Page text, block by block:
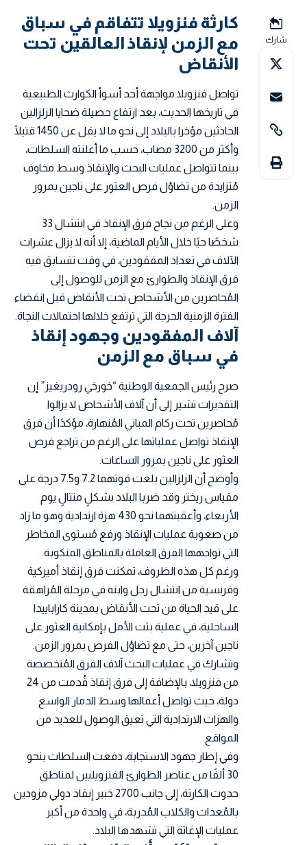
شارك
كارثة فنزويلا تتفاقم في سباق
مع الزمن لإنقاذ العالقين تحت
الأنقاض
تواصل فنزويلا مواجهة أحد أسوأ الكوارث الطبيعية
في تاريخها الحديث، بعد ارتفاع حصيلة ضحايا الزلزالين
الحادثين مؤخرا بالبلاد إلى نحو ما لا يقل عن 1450 قتيلًا
وأكثر من 3200 مصاب، حسب ما أعلنته السلطات،
بينما تتواصل عمليات البحث والإنقاذ وسط مخاوف
مُتزايدة من تضاؤل فرص العثور على ناجين بمرور
الزمن.
وعلى الرغم من نجاح فرق الإنقاذ في انتشال 33
شخصًا حيًا خلال الأيام الماضية، إلا أنه لا يزال عشرات
الآلاف في تعداد المفقودين، في وقت تتسابق فيه
فرق الإنقاذ والطوارئ مع الزمن للوصول إلى
المُحاصرين من الأشخاص تحت الأنقاض قبل انقضاء
الفترة الزمنية الحرجة التي ترتفع خلالها احتمالات النجاة.
آلاف المفقودين وجهود إنقاذ
في سباق مع الزمن
صرح رئيس الجمعية الوطنية “خورخي رودريغيز” إن
التقديرات تشير إلى أن آلاف الأشخاص لا يزالوا
مُحاصرين تحت ركام المباني المُنهارة، مؤكدًا أن فرق
الإنقاذ تواصل عملياتها على الرغم من تراجع فرص
العثور على ناجين بمرور الساعات.
وأوضح أن الزلزالين بلغت قوتهما 7.2 و7.5 درجة على
مقياس ريختر وقد ضربا البلاد بشكلٍ متتالٍ يوم
الأربعاء، وأعقبتهما نحو 430 هزة ارتدادية وهو ما زاد
من صعوبة عمليات الإنقاذ ورفع مُستوى المخاطر
التي تواجهها الفرق العاملة بالمناطق المنكوبة.
ورغم كل هذه الظروف، تمكنت فرق إنقاذ أميركية
وفرنسية من انتشال رجل وابنه في مرحلة المُراهقة
على قيد الحياة من تحت الأنقاض بمدينة كاراباييدا
الساحلية، في عملية بثت الأمل بإمكانية العثور على
ناجين آخرين، حتى مع تضاؤل الفرص بمرور الزمن.
وتشارك في عمليات البحث آلاف الفرق المُتخصصة
من فنزويلا، بالإضافة إلى فرق إنقاذ قُدمت من 24
دولة، حيث تواصل أعمالها وسط الدمار الواسع
والهزات الارتدادية التي تعيق الوصول للعديد من
المواقع.
وفي إطار جهود الاستجابة، دفعت السلطات بنحو
30 ألفًا من عناصر الطوارئ الفنزويليين لمناطق
حدوث الكارثة، إلى جانب 2700 خبير إنقاذ دولي مزودين
بالمُعدات والكلاب المُدربة، في واحدة من أكبر
عمليات الإغاثة التي تشهدها البلاد.